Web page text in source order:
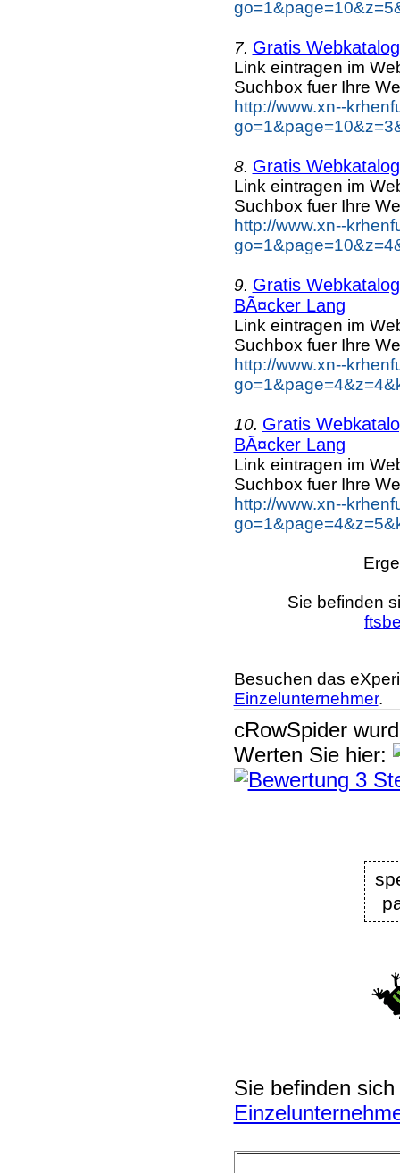
7. Gratis
Link eintragen im
Suchbox fuer Ihre
http://www.xn--
8. Gratis
Link eintragen im
Suchbox fuer Ihre
http://www.xn--
9. Gratis
BÃ¤cker Lang
Link eintragen im
Suchbox fuer Ihre
http://www.xn--
10. Gratis
BÃ¤cker Lang
Link eintragen im
Suchbox fuer Ihre
http://www.xn--
Sie befinden
Besuchen das
Einzelunternehmer.
cRowSpider
Werten Sie hier:
Sie befinden